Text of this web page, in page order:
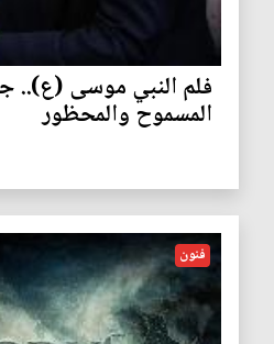
فلم النبي موسى (ع)..
المسموح والمحظور
فنون